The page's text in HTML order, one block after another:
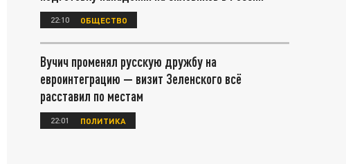
22:10 ОБЩЕСТВО
Вучич променял русскую дружбу на
евроинтеграцию — визит Зеленского всё
расставил по местам
22:01 ПОЛИТИКА